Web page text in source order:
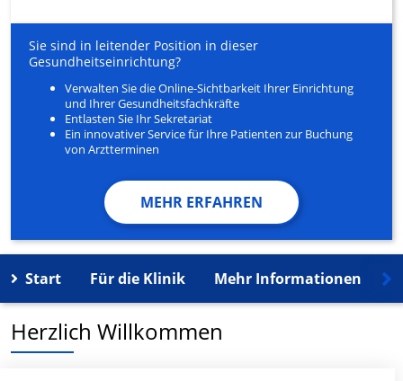
Sie sind in leitender Position in dieser
Gesundheitseinrichtung?
Verwalten Sie die Online-Sichtbarkeit Ihrer Einrichtung
und Ihrer Gesundheitsfachkräfte
Entlasten Sie Ihr Sekretariat
Ein innovativer Service für Ihre Patienten zur Buchung
von Arztterminen
MEHR ERFAHREN
Start Für die Klinik Mehr Informationen
Herzlich Willkommen